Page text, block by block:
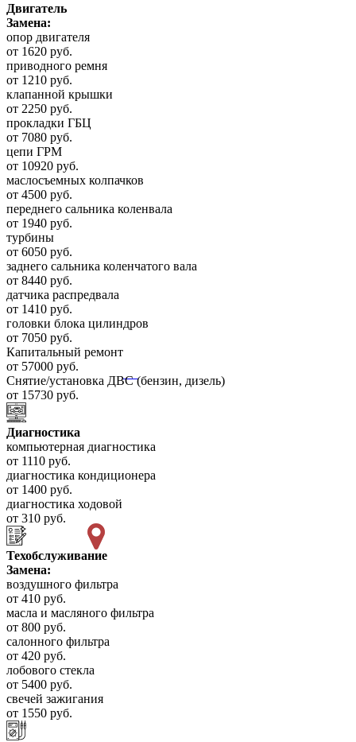
Двигатель
Замена:
опор двигателя
от 1620 руб.
приводного ремня
от 1210 руб.
клапанной крышки
от 2250 руб.
прокладки ГБЦ
от 7080 руб.
цепи ГРМ
от 10920 руб.
маслосъемных колпачков
от 4500 руб.
переднего сальника коленвала
от 1940 руб.
турбины
от 6050 руб.
заднего сальника коленчатого вала
от 8440 руб.
датчика распредвала
от 1410 руб.
головки блока цилиндров
от 7050 руб.
Капитальный ремонт
от 57000 руб.
Снятие/установка ДВС (бензин, дизель)
от 15730 руб.
Диагностика
компьютерная диагностика
от 1110 руб.
диагностика кондиционера
от 1400 руб.
диагностика ходовой
от 310 руб.
Техобслуживание
Замена:
воздушного фильтра
от 410 руб.
масла и масляного фильтра
от 800 руб.
салонного фильтра
от 420 руб.
лобового стекла
от 5400 руб.
свечей зажигания
от 1550 руб.